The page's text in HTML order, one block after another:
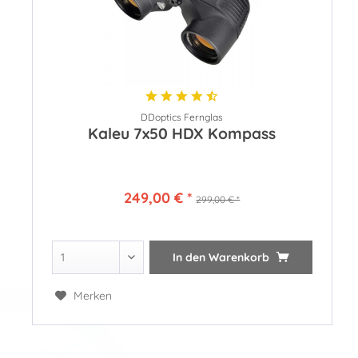
DDoptics Fernglas
Kaleu 7x50 HDX Kompass
249,00 € * 299,00 € *
In den Warenkorb
Merken